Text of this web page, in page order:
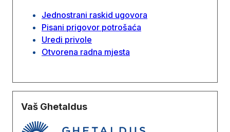
Jednostrani raskid ugovora
Pisani prigovor potrošaća
Uredi privole
Otvorena radna mjesta
Vaš Ghetaldus